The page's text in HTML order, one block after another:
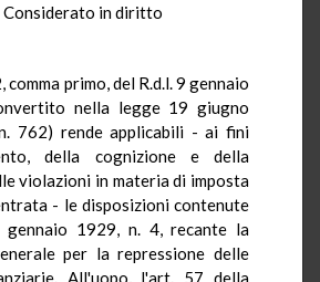
Considerato in diritto
comma primo, del R.d.l. 9 gennaio
nella legge 19 giugno
762) rende applicabili - ai fini
della cognizione e della
violazioni in materia di imposta
- le disposizioni contenute
1929, n. 4, recante la
per la repressione delle
All'uopo, l'art. 57 della